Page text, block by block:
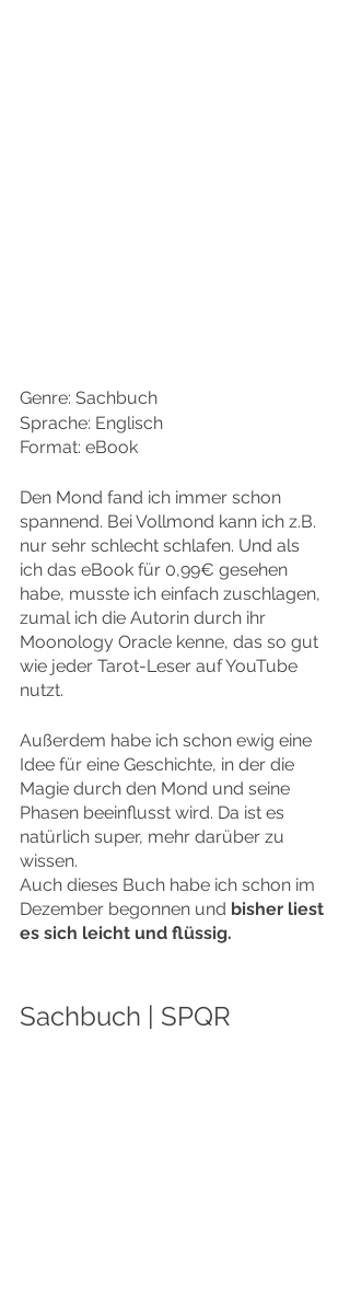
Genre: Sachbuch
Sprache: Englisch
Format: eBook
Den Mond fand ich immer schon
spannend. Bei Vollmond kann ich z.B.
nur sehr schlecht schlafen. Und als
ich das eBook für 0,99€ gesehen
habe, musste ich einfach zuschlagen,
zumal ich die Autorin durch ihr
Moonology Oracle kenne, das so gut
wie jeder Tarot-Leser auf YouTube
nutzt.
Außerdem habe ich schon ewig eine
Idee für eine Geschichte, in der die
Magie durch den Mond und seine
Phasen beeinflusst wird. Da ist es
natürlich super, mehr darüber zu
wissen.
Auch dieses Buch habe ich schon im
Dezember begonnen und bisher liest
es sich leicht und flüssig.
Sachbuch | SPQR